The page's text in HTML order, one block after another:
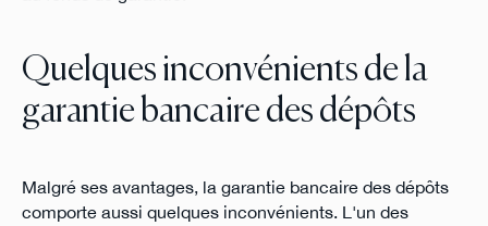
Quelques inconvénients de la
garantie bancaire des dépôts
Malgré ses avantages, la garantie bancaire des dépôts
comporte aussi quelques inconvénients. L'un des